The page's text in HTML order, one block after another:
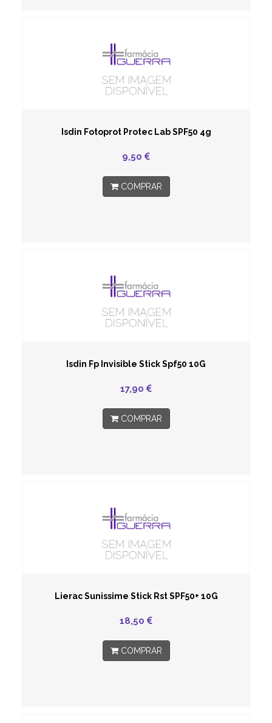
Isdin Fotoprot Protec Lab SPF50 4g
9,50
COMPRAR
Isdin Fp Invisible Stick Spf50 10G
17,90
COMPRAR
Lierac Sunissime Stick Rst SPF50+ 10G
18,50
COMPRAR